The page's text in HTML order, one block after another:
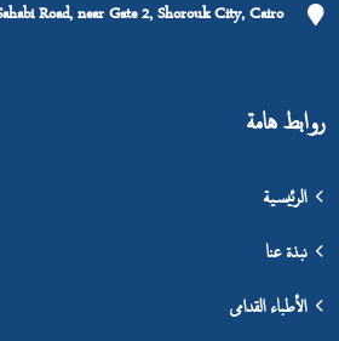
Road, near Gate 2, Shorouk City, Cairo
روابط هامة
الرئيسية
نبذة عنا
الأطباء القدامى